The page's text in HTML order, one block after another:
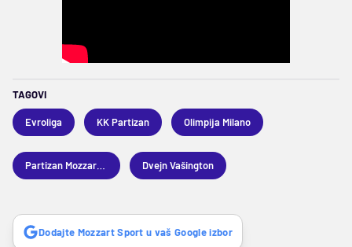
TAGOVI
Evroliga KK Partizan Olimpija Milano
Partizan Mozzart Bet Dvejn Vašington
Dodajte Mozzart Sport u vaš Google izbor